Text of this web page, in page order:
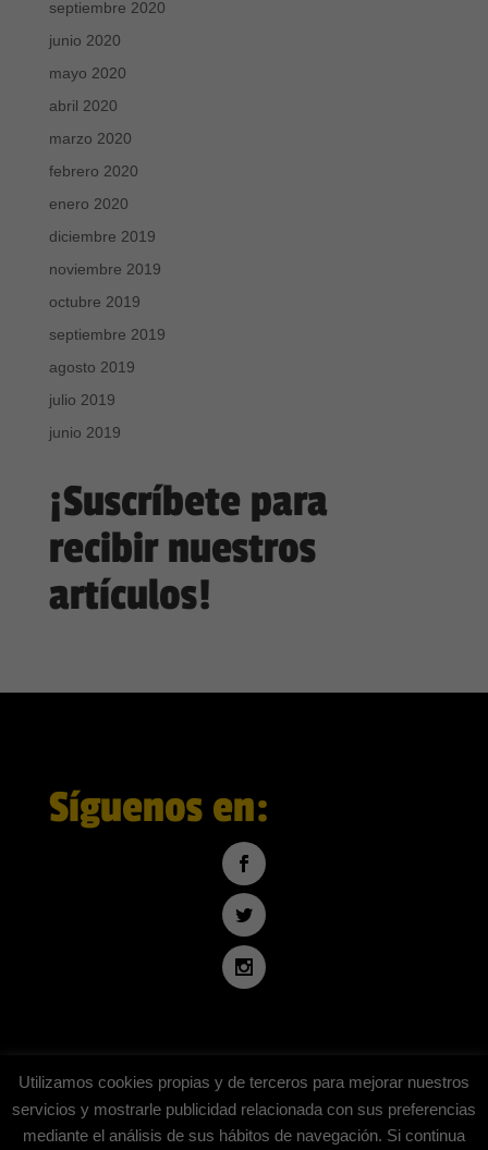
septiembre 2020
junio 2020
mayo 2020
abril 2020
marzo 2020
febrero 2020
enero 2020
diciembre 2019
noviembre 2019
octubre 2019
septiembre 2019
agosto 2019
julio 2019
junio 2019
¡Suscríbete para
recibir nuestros
artículos!
Síguenos en:
Utilizamos cookies propias y de terceros para mejorar nuestros
servicios y mostrarle publicidad relacionada con sus preferencias
mediante el análisis de sus hábitos de navegación. Si continua